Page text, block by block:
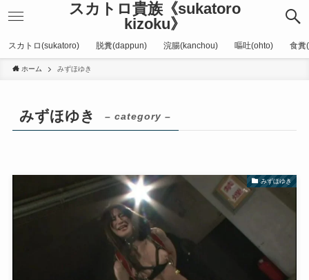
スカトロ貴族《sukatoro
kizoku》
スカトロ(sukatoro) 脱糞(dappun) 浣腸(kanchou) 嘔吐(ohto) 食糞
ホーム みずほゆき
みずほゆき – category –
みずほゆき